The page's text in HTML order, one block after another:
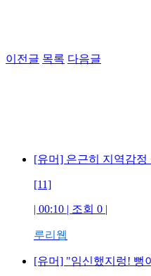
이전글 목록 다음글
[유머] 은근히 지역감정
[11]
| 00:10 | 조회 0 |
루리웹
[유머] "임신했지렁! 뻥